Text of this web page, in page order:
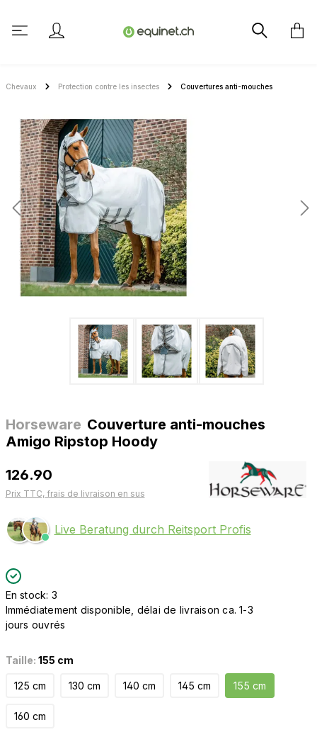
Chevaux Protection contre les insectes Couvertures anti-mouches
Horseware Couverture anti-mouches
Amigo Ripstop Hoody
126.90
Prix TTC, frais de livraison en sus
Live Beratung durch Reitsport Profis
En stock: 3
Immédiatement disponible, délai de livraison ca. 1-3
jours ouvrés
Taille: 155 cm
125 cm 130 cm 140 cm 145 cm 155 cm
160 cm